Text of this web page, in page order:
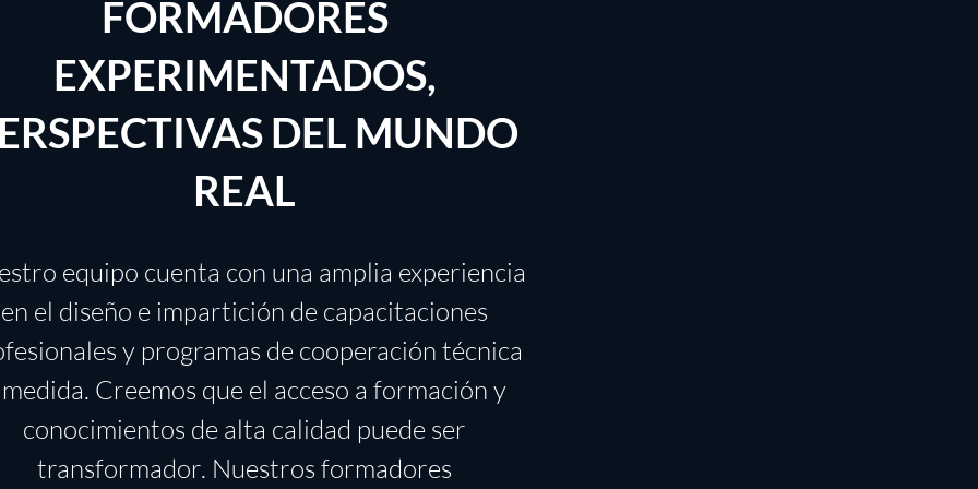
FORMADORES
EXPERIMENTADOS,
DEL MUNDO
REAL
equipo cuenta con una amplia experiencia
en el diseño e impartición de capacitaciones
y programas de cooperación técnica
Creemos que el acceso a formación y
conocimientos de alta calidad puede ser
transformador. Nuestros formadores